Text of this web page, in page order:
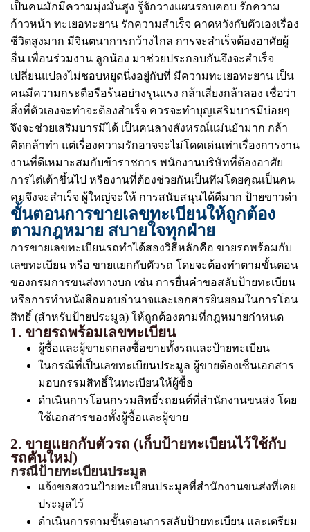
เป็นคนมักมีความมุ่งมั่นสูง รู้จักวางแผนรอบคอบ รักความ
ก้าวหน้า ทะเยอทะยาน รักความสำเร็จ คาดหวังกับตัวเองเรื่อง
ชีวิตสูงมาก มีจินตนาการกว้างไกล การจะสำเร็จต้องอาศัยผู้
อื่น เพื่อนร่วมงาน ลูกน้อง มาช่วยประกอบกันจึงจะสำเร็จ
เปลี่ยนแปลงไม่ชอบหยุดนิ่งอยู่กับที่ มีความทะเยอทะยาน เป็น
คนมีความกระตือรือร้นอย่างรุนแรง กล้าเสี่ยงกล้าลอง เชื่อว่า
สิ่งที่ตัวเองจะทำจะต้องสำเร็จ ควรจะทำบุญเสริมบารมีบ่อยๆ
จึงจะช่วยเสริมบารมีได้ เป็นคนลางสังหรณ์แม่นยำมาก กล้า
คิดกล้าทำ แต่เรื่องความรักอาจจะไม่โดดเด่นเท่าเรื่องการงาน
งานที่ดีเหมาะสมกับข้าราชการ พนักงานบริษัทที่ต้องอาศัย
การไต่เต้าขึ้นไป หรืองานที่ต้องช่วยกันเป็นทีมโดยคุณเป็นคน
คุมจึงจะสำเร็จ ผู้ใหญ่จะให้ การสนับสนุนได้ดีมาก ป้ายขาวดำ
ขั้นตอนการขายเลขทะเบียนให้ถูกต้อง
ตามกฎหมาย สบายใจทุกฝ่าย
การขายเลขทะเบียนรถทำได้สองวิธีหลักคือ ขายรถพร้อมกับ
เลขทะเบียน หรือ ขายแยกกับตัวรถ โดยจะต้องทำตามขั้นตอน
ของกรมการขนส่งทางบก เช่น การยื่นคำขอสลับป้ายทะเบียน
หรือการทำหนังสือมอบอำนาจและเอกสารยินยอมในการโอน
สิทธิ์ (สำหรับป้ายประมูล) ให้ถูกต้องตามที่กฎหมายกำหนด
1. ขายรถพร้อมเลขทะเบียน
ผู้ซื้อและผู้ขายตกลงซื้อขายทั้งรถและป้ายทะเบียน
ในกรณีที่เป็นเลขทะเบียนประมูล ผู้ขายต้องเซ็นเอกสาร
มอบกรรมสิทธิ์ในทะเบียนให้ผู้ซื้อ
ดำเนินการโอนกรรมสิทธิ์รถยนต์ที่สำนักงานขนส่ง โดย
ใช้เอกสารของทั้งผู้ซื้อและผู้ขาย
2. ขายแยกกับตัวรถ (เก็บป้ายทะเบียนไว้ใช้กับ
รถคันใหม่)
กรณีป้ายทะเบียนประมูล
แจ้งขอสงวนป้ายทะเบียนประมูลที่สำนักงานขนส่งที่เคย
ประมูลไว้
ดำเนินการตามขั้นตอนการสลับป้ายทะเบียน และเตรียม